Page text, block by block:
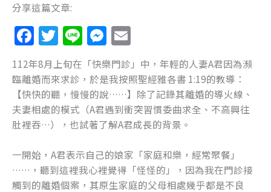
分享這篇文章:
F
a
c
e
b
o
o
k
T
w
itt
er
Li
n
e
M
e
ss
e
n
g
er
m
ai
112年8月上旬在「快樂門診」中，年輕的人妻A君因為瀕
臨離婚而來求診，於是我按照聖經雅各書 1:19的教導：
【快快的聽，慢慢的說……】除了記錄其離婚的導火線、
夫妻相處的模式（A君遇到衝突習慣委曲求全、不高興往
肚裡吞…），也試著了解A君成長的背景。
一開始，A君表示自己的娘家「家庭和樂，經常聚餐」
……，聽到這裡我心裡覺得「怪怪的」，因為我在門診接
觸到的離婚個案，其原生家庭的父母相處幾乎都是不良